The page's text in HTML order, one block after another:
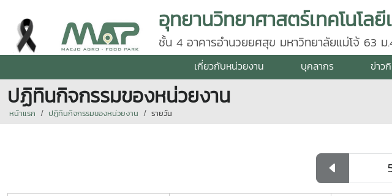
ชั้น 4 อาคารอำนวยยศสุข มหาวิทยาลัยแม่โจ้ 63 ม
50290 โทร 0 5387 5635, 081 883 2696
เกี่ยวกับหน่วยงาน บุคลากร ข่าว
ปฏิทินกิจกรรมของหน่วยงาน
หน้าแรก ปฏิทินกิจกรรมของหน่วยงาน รายวัน